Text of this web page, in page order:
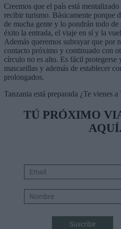
Creemos que el país está
recibir turismo. Básicamente porque
de mucha gente y lo pondrán todo de
éxito la entrada, el viaje en sí y la
Además queremos subrayar que por
contacto próximo y continuado con
círculo no es alto. Es fácil protegerse
mascarillas y además de establecer
prolongados.
Tanzania está preparada ¿Te vienes
TÚ PRÓXIMO